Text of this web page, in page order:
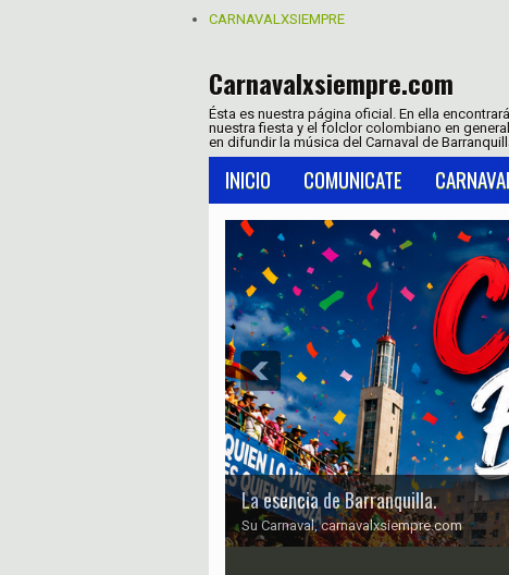
CARNAVALXSIEMPRE
Carnavalxsiempre.com
Ésta es nuestra página oficial. En ella
nuestra fiesta y el folclor colombiano en
en difundir la música del Carnaval de
INICIO COMUNICATE
La esencia de Barranquilla.
Su Carnaval, carnavalxsiempre.com